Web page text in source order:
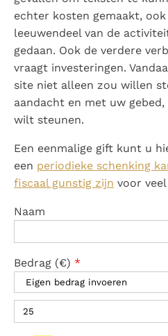
Ik help mee!
echter kosten gemaakt,
leeuwendeel van de
gedaan. Ook de verdere
vraagt investeringen.
site niet alleen zou willen
aandacht en met uw
wilt steunen.
Een eenmalige gift kunt u
een periodieke schenking
fiscaal gunstig zijn voor
Naam
Bedrag (€) *